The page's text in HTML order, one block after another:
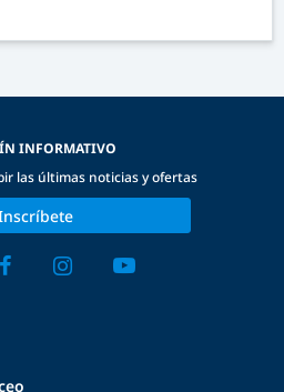
INFORMATIVO
las últimas noticias y ofertas